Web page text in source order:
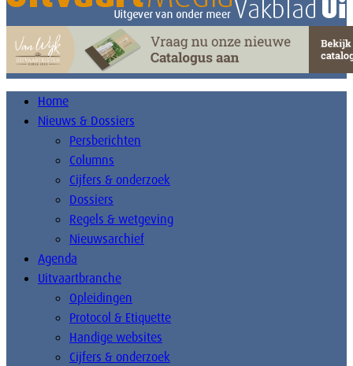
Home
Nieuws & Dossiers
Persberichten
Columns
Cijfers & onderzoek
Dossiers
Regels & wetgeving
Nieuwsarchief
Agenda
Uitvaartbranche
Opleidingen
Protocol & Etiquette
Handige websites
Cijfers & onderzoek